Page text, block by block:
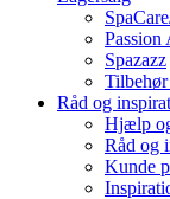
Passion
Spazazz
Råd og
Hjælp
Råd og
Kunde